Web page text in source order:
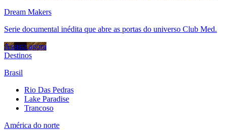
Dream Makers
Serie documental inédita que abre as portas do universo Club Med.
Assista agora
Destinos
Brasil
Rio Das Pedras
Lake Paradise
Trancoso
América do norte